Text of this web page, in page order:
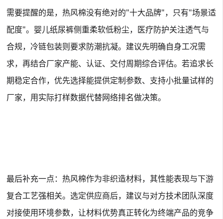
需要提醒的是，热风棉没有绝对的"十大品牌"，只有"场景适
配度"。婴儿纸尿裤侧重柔软低粉尘，医疗防护关注透气与
合规，冷链包装则要求防潮抗凝。建议先明确自身工况需
求，再结合厂家产能、认证、交付周期综合评估。若追求长
期稳定合作，优先选择能提供定制参数、支持小批量试样的
厂家，用实际打样数据代替网络排名做决策。
最后补充一点：热风棉作为非织造材料，其性能表现与下游
复合工艺强相关。选定供应商后，建议与对方技术团队深度
对接使用环境参数，让材料优势真正转化为终端产品的竞争